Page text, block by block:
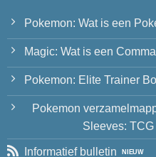
Pokemon: Wat is een
Magic: Wat is een
Pokemon: Elite Trainer
Pokemon
Sleeves:
Informatief bulletin